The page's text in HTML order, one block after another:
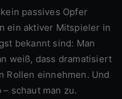
ein aktiver Mitspieler in
bekannt sind: Man
weiß, dass dramatisiert
Rollen einnehmen. Und
schaut man zu.